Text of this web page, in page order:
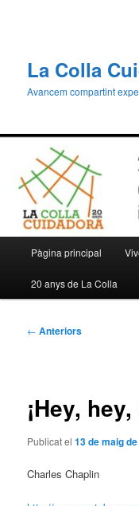
La Colla
Avancem compartint
principal
Pàgina principal
20 anys de La Colla
Navegació
← Anteriors
¡Hey,
Publicat el13 de maig
Charles Chaplin